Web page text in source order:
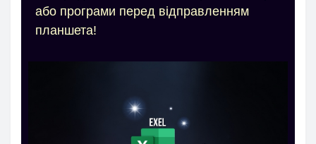
або програми перед відправленням
планшета!